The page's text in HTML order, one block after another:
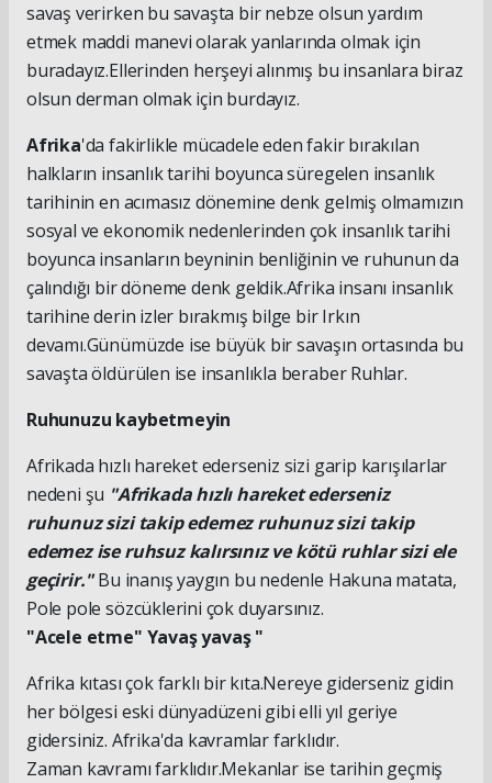
savaş verirken bu savaşta bir nebze olsun yardım
etmek maddi manevi olarak yanlarında olmak için
buradayız.Ellerinden herşeyi alınmış bu insanlara biraz
olsun derman olmak için burdayız.
Afrika'da fakirlikle mücadele eden fakir bırakılan
halkların insanlık tarihi boyunca süregelen insanlık
tarihinin en acımasız dönemine denk gelmiş olmamızın
sosyal ve ekonomik nedenlerinden çok insanlık tarihi
boyunca insanların beyninin benliğinin ve ruhunun da
çalındığı bir döneme denk geldik.Afrika insanı insanlık
tarihine derin izler bırakmış bilge bir Irkın
devamı.Günümüzde ise büyük bir savaşın ortasında bu
savaşta öldürülen ise insanlıkla beraber Ruhlar.
Ruhunuzu kaybetmeyin
Afrikada hızlı hareket ederseniz sizi garip karışılarlar
nedeni şu "Afrikada hızlı hareket ederseniz
ruhunuz sizi takip edemez ruhunuz sizi takip
edemez ise ruhsuz kalırsınız ve kötü ruhlar sizi ele
geçirir."Bu inanış yaygın bu nedenle Hakuna matata,
Pole pole sözcüklerini çok duyarsınız.
"Acele etme" Yavaş yavaş "
Afrika kıtası çok farklı bir kıta.Nereye giderseniz gidin
her bölgesi eski dünyadüzeni gibi elli yıl geriye
gidersiniz. Afrika'da kavramlar farklıdır.
Zaman kavramı farklıdır.Mekanlar ise tarihin geçmiş